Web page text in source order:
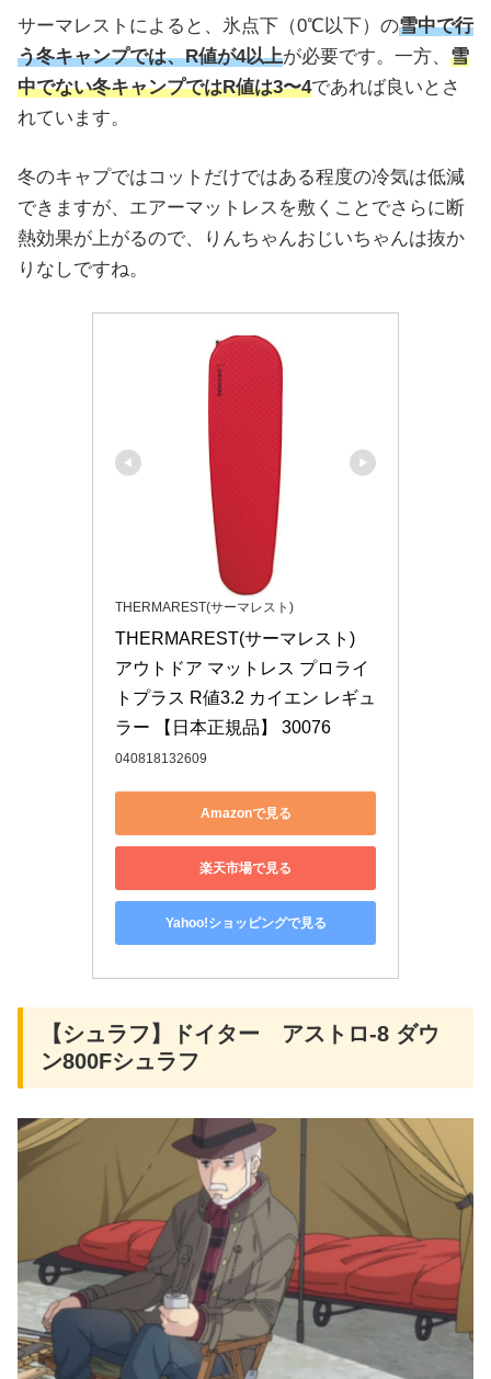
サーマレストによると、氷点下（0℃以下）の雪中で行
う冬キャンプでは、R値が4以上が必要です。一方、 雪
中でない冬キャンプではR値は3〜4であれば良いとさ
れています。
冬のキャプではコットだけではある程度の冷気は低減
できますが、エアーマットレスを敷くことでさらに断
熱効果が上がるので、りんちゃんおじいちゃんは抜か
りなしですね。
THERMAREST(サーマレスト)
THERMAREST(サーマレスト)
アウトドア マットレス プロライ
トプラス R値3.2 カイエン レギュ
ラー 【日本正規品】 30076
040818132609
Amazonで見る
楽天市場で見る
Yahoo!ショッピングで見る
【シュラフ】ドイター アストロ-8 ダウ
ン800Fシュラフ